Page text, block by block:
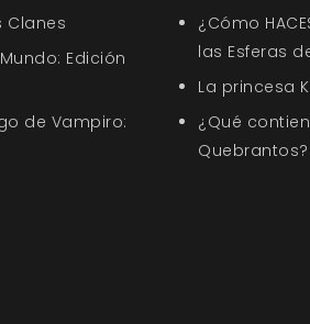
Clanes
Edición
de Vampiro:
¿Cómo
las Esferas
La princesa
¿Qué
Quebrantos?